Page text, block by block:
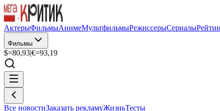
АктерыФильмыАнимеМультфильмыРежиссерыСериалы
Фильмы
$=80,93|€=93,19
Все новостиЗаказать рекламуЖизньТесты